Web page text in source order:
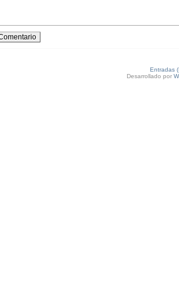
Entradas
Desarrollado por